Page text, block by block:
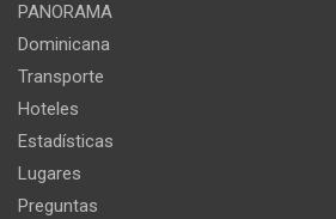
PANORAMA
Dominicana
Transporte
Hoteles
Estadísticas
Lugares
Preguntas